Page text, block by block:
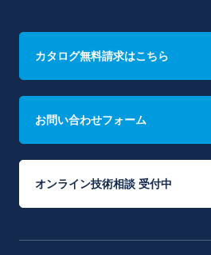
カタログ無料請求はこちら
お問い合わせフォーム
オンライン技術相談 受付中